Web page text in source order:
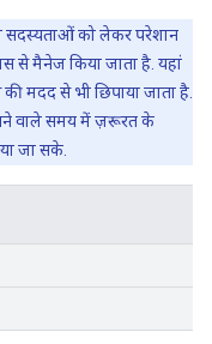
सदस्यताओं को लेकर परेशान
से मैनेज किया जाता है. यहां
मदद से भी छिपाया जाता है.
वाले समय में ज़रूरत के
जा सके.